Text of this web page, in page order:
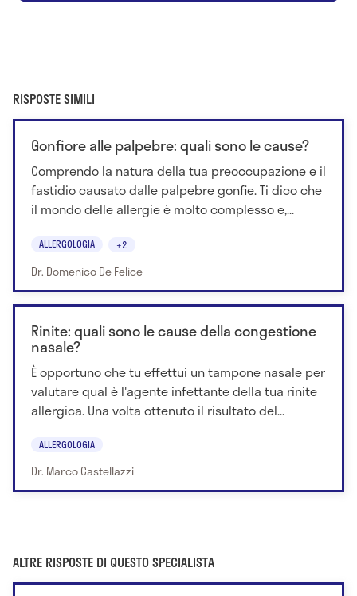
RISPOSTE SIMILI
Gonfiore alle palpebre: quali sono le cause?
Comprendo la natura della tua preoccupazione e il
fastidio causato dalle palpebre gonfie. Ti dico che
il mondo delle allergie è molto complesso e,...
ALLERGOLOGIA +2
Dr. Domenico De Felice
Rinite: quali sono le cause della congestione
nasale?
È opportuno che tu effettui un tampone nasale per
valutare qual è l'agente infettante della tua rinite
allergica. Una volta ottenuto il risultato del...
ALLERGOLOGIA
Dr. Marco Castellazzi
ALTRE RISPOSTE DI QUESTO SPECIALISTA